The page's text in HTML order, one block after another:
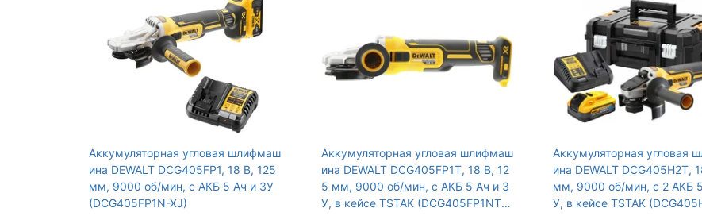
Аккумуляторная угловая шлифмаш
ина DEWALT DCG405FP1, 18 В, 125
мм, 9000 об/мин, с АКБ 5 Ач и ЗУ
(DCG405FP1N-XJ)
Аккумуляторная угловая шлифмаш
ина DEWALT DCG405FP1T, 18 В, 12
5 мм, 9000 об/мин, с АКБ 5 Ач и З
У, в кейсе TSTAK (DCG405FP1NT-X
Аккумуляторная угловая
ина DEWALT DCG405H2T,
мм, 9000 об/мин, с 2 АКБ
У, в кейсе TSTAK